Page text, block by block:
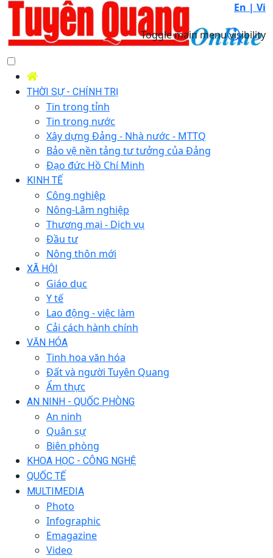
En | Vi
Toggle main menu visibility
THỜI SỰ - CHÍNH TRỊ
Tin trong tỉnh
Tin trong nước
Xây dựng Đảng - Nhà nước - MTTQ
Bảo vệ nền tảng tư tưởng của Đảng
Đạo đức Hồ Chí Minh
KINH TẾ
Công nghiệp
Nông-Lâm nghiệp
Thương mại - Dịch vụ
Đầu tư
Nông thôn mới
XÃ HỘI
Giáo dục
Y tế
Lao động - việc làm
Cải cách hành chính
VĂN HÓA
Tinh hoa văn hóa
Đất và người Tuyên Quang
Ẩm thực
AN NINH - QUỐC PHÒNG
An ninh
Quân sự
Biên phòng
KHOA HỌC - CÔNG NGHỆ
QUỐC TẾ
MULTIMEDIA
Photo
Infographic
Emagazine
Video